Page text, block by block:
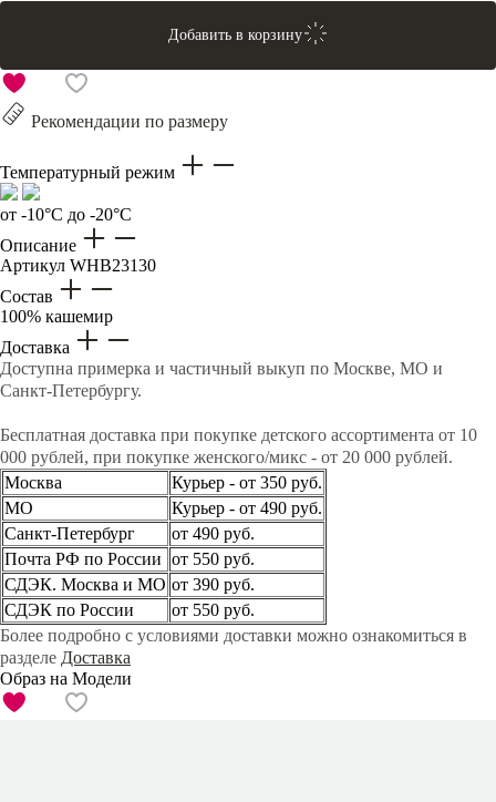
Добавить в корзину
Рекомендации по размеру
Температурный режим
от -10°C до -20°C
Описание
Артикул WHB23130
Состав
100% кашемир
Доставка
Доступна примерка и частичный выкуп по Москве, МО и
Санкт-Петербургу.
Бесплатная доставка при покупке детского ассортимента от 10
000 рублей, при покупке женского/микс - от 20 000 рублей.
Москва
Курьер - от 350 руб.
МО
Курьер - от 490 руб.
Санкт-Петербург
от 490 руб.
Почта РФ по России от 550 руб.
СДЭК. Москва и МО от 390 руб.
СДЭК по России
от 550 руб.
Более подробно с условиями доставки можно ознакомиться в
разделе Доставка
Образ на Модели